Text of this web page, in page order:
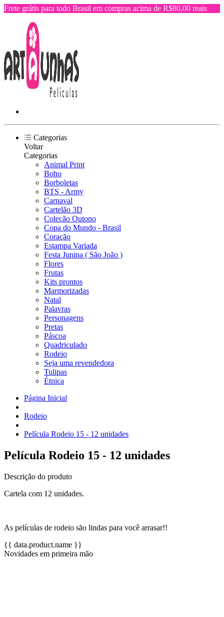
Frete grátis para todo Brasil em compras acima de R$80,00 reais
Categorias
Voltar
Categorias
Animal Print
Boho
Borboletas
BTS - Army
Carnaval
Cartelão 3D
Colecão Outono
Copa do Mundo - Brasil
Coração
Estampa Variada
Festa Junina ( São João )
Flores
Frutas
Kits prontos
Marmorizadas
Natal
Palavras
Personagens
Pretas
Páscoa
Quadriculado
Rodeio
Seja uma revendedora
Tulipas
Étnica
Página Inicial
Rodeio
Película Rodeio 15 - 12 unidades
Película Rodeio 15 - 12 unidades
Descrição do produto
Cartela com 12 unidades.
As películas de rodeio são lindas para você arrasar!!
{{ data.product.name }}
Novidades em primeira mão